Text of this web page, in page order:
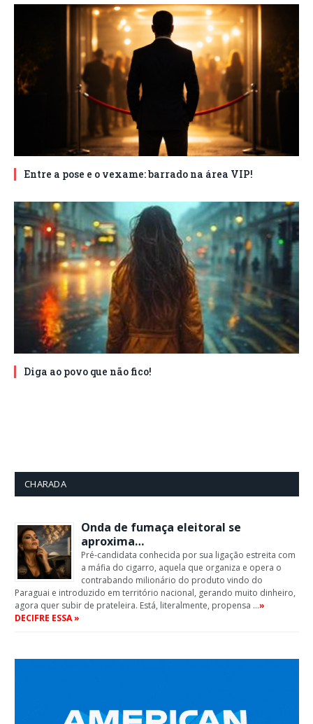
Entre a pose e o vexame: barrado na área VIP!
Diga ao povo que não fico!
CHARADA
Onda de fumaça eleitoral se
aproxima…
Pré-candidata conhecida por sua ligação estreita com
a máfia do cigarro, aquela que organiza e opera o
contrabando milionário do produto vindo do
Paraguai e introduzido em território nacional, gerando muito dinheiro,
agora quer subir de prateleira. Está, literalmente, propensa …»
DECIFRE ESSA »